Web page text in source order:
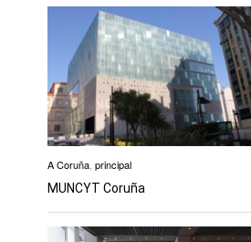
A Coruña principal
MUNCYT Coruña